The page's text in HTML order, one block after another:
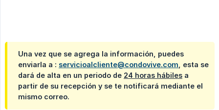
Una vez que se agrega la información, puedes
enviarla a : servicioalcliente@condovive.com , esta se
dará de alta en un periodo de 24 horas hábiles a
partir de su recepción y se te notificará mediante el
mismo correo.